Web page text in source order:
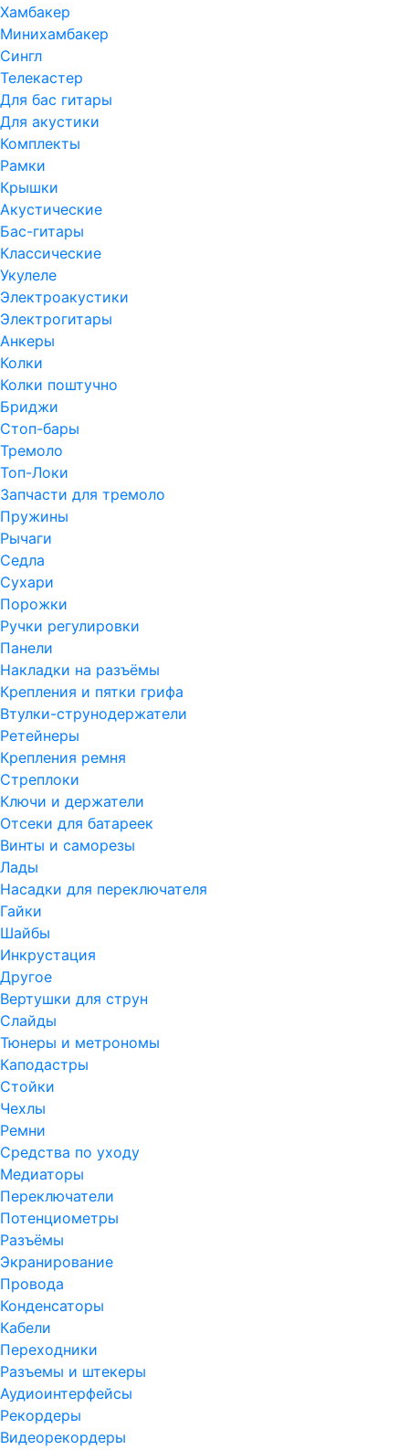
Хамбакер
Минихамбакер
Сингл
Телекастер
Для бас гитары
Для акустики
Комплекты
Рамки
Крышки
Акустические
Бас-гитары
Классические
Укулеле
Электроакустики
Электрогитары
Анкеры
Колки
Колки поштучно
Бриджи
Стоп-бары
Тремоло
Топ-Локи
Запчасти для тремоло
Пружины
Рычаги
Седла
Сухари
Порожки
Ручки регулировки
Панели
Накладки на разъёмы
Крепления и пятки грифа
Втулки-струнодержатели
Ретейнеры
Крепления ремня
Стреплоки
Ключи и держатели
Отсеки для батареек
Винты и саморезы
Лады
Насадки для переключателя
Гайки
Шайбы
Инкрустация
Другое
Вертушки для струн
Слайды
Тюнеры и метрономы
Каподастры
Стойки
Чехлы
Ремни
Средства по уходу
Медиаторы
Переключатели
Потенциометры
Разъёмы
Экранирование
Провода
Конденсаторы
Кабели
Переходники
Разъемы и штекеры
Аудиоинтерфейсы
Рекордеры
Видеорекордеры